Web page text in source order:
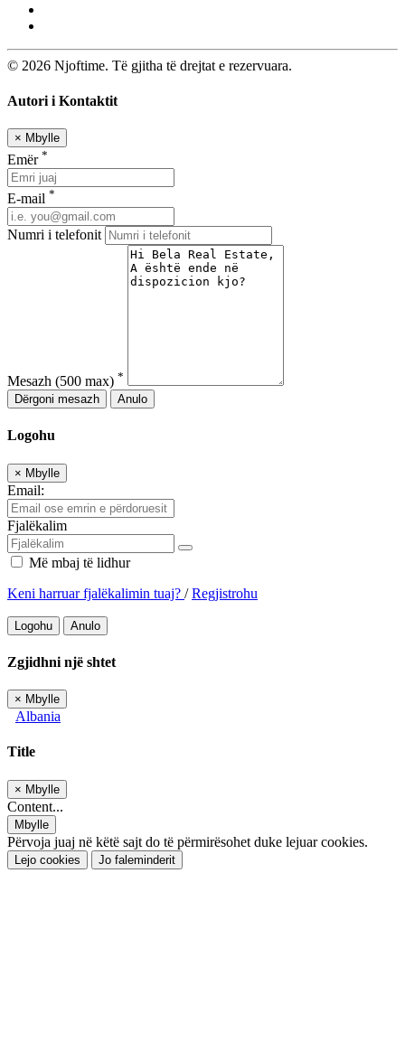
© 2026 Njoftime. Të gjitha të drejtat e rezervuara.
Autori i Kontaktit
× Mbylle
Emër *
E-mail *
Numri i telefonit
Mesazh (500 max) *
Dërgoni mesazh
Anulo
Logohu
× Mbylle
Email:
Fjalëkalim
Më mbaj të lidhur
Keni harruar fjalëkalimin tuaj? /Regjistrohu
Logohu Anulo
Zgjidhni një shtet
× Mbylle
Albania
Title
× Mbylle
Content...
Mbylle
Përvoja juaj në këtë sajt do të përmirësohet duke lejuar cookies.
Lejo cookies Jo faleminderit